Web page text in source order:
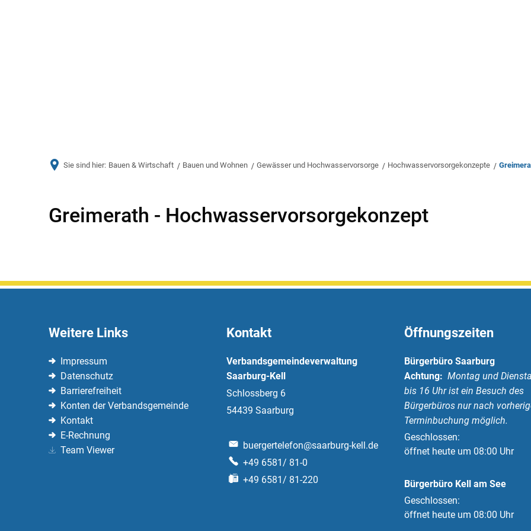
Sie sind hier: Bauen & Wirtschaft Bauen und Wohnen Gewässer und Hochwasservorsorge Hochwasservorsorgekonzepte
GreimerathGreimerath - Hochwasservorsorgekonzept
Weitere Links
Impressum
Datenschutz
Barrierefreiheit
Konten der Verbandsgemeinde
Kontakt
E-Rechnung
Team Viewer
Kontakt
Verbandsgemeindeverwaltung
Saarburg-Kell
Schlossberg 6
54439 Saarburg
buergertelefon@saarburg-kell.de
+49 6581/ 81-0
+49 6581/ 81-220
Öffnungszeiten
Bürgerbüro Saarburg
Achtung: Montag und
bis 16 Uhr ist ein Besuch des
Bürgerbüros nur nach
Terminbuchung möglich.
Klicken, um weitere
Geschlossen:
öffnet heute um 08:00 Uhr
Bürgerbüro Kell am See
Klicken, um weitere
Geschlossen:
öffnet heute um 08:00 Uhr